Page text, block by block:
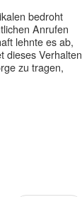
bedroht
Anrufen
lehnte es ab,
dieses Verhalten
zu tragen,